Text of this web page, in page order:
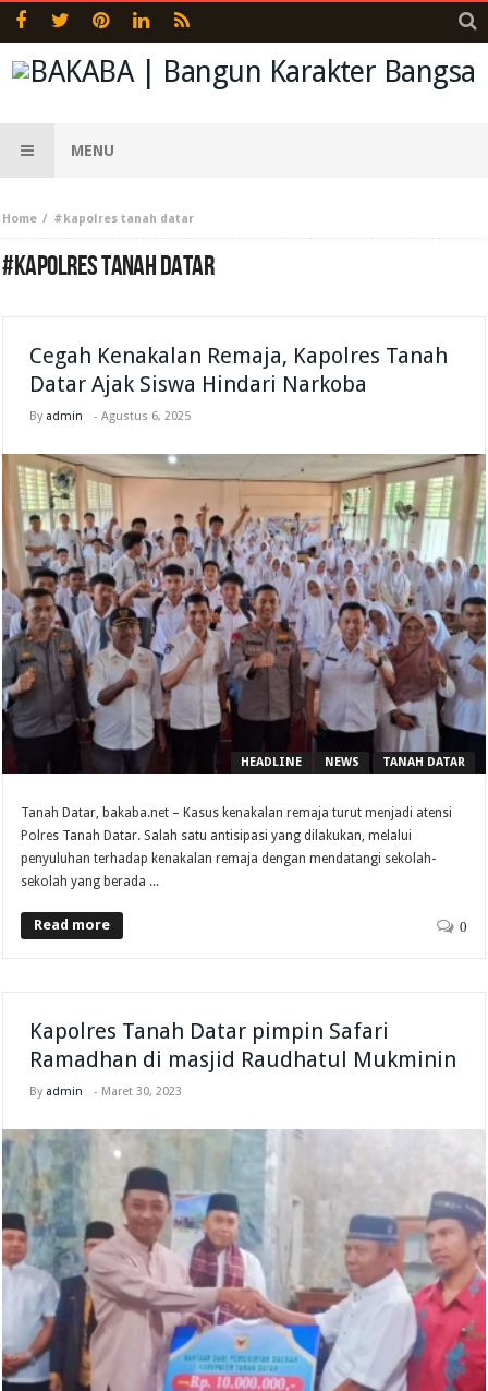
MENU
Home #kapolres tanah datar
#KAPOLRES TANAH DATAR
Cegah Kenakalan Remaja, Kapolres Tanah
Datar Ajak Siswa Hindari Narkoba
By admin -Agustus 6, 2025
HEADLINE NEWS TANAH DATAR
Tanah Datar, bakaba.net – Kasus kenakalan remaja turut menjadi atensi
Polres Tanah Datar. Salah satu antisipasi yang dilakukan, melalui
penyuluhan terhadap kenakalan remaja dengan mendatangi sekolah-
sekolah yang berada ...
Read more 0
Kapolres Tanah Datar pimpin Safari
Ramadhan di masjid Raudhatul Mukminin
By admin - Maret 30, 2023